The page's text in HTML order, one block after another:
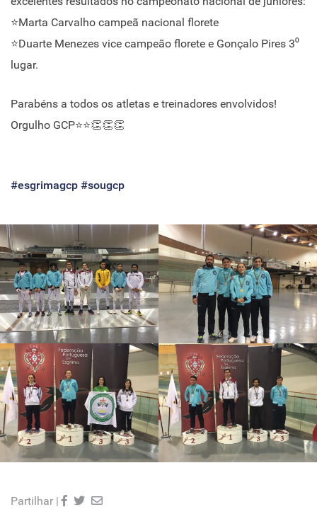
⭐Marta Carvalho campeã nacional florete
⭐Duarte Menezes vice campeão florete e Gonçalo Pires 3⁰
lugar.
Parabéns a todos os atletas e treinadores envolvidos!
Orgulho GCP⭐⭐👏👏👏
#esgrimagcp #sougcp
Partilhar |